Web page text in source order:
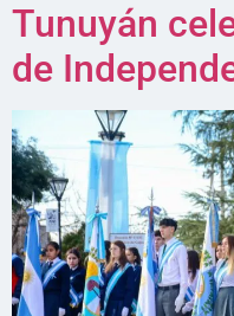
Tunuyán
de